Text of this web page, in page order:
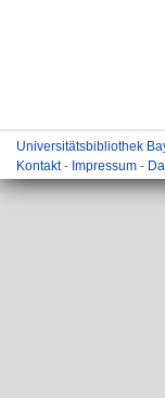
Universitätsbibliothek
Kontakt- Impressum -